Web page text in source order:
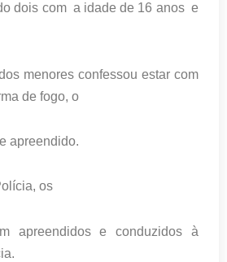
dois com a idade de 16 anos e
menores confessou estar com
de fogo, o
apreendido.
os
apreendidos e conduzidos à